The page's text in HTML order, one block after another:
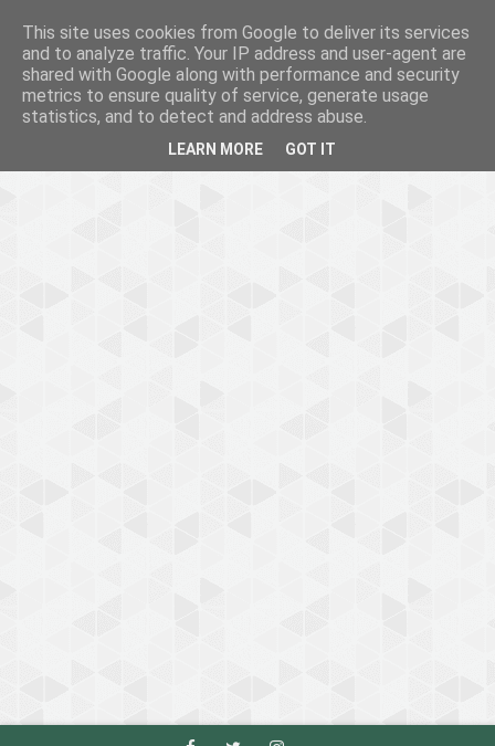
This site uses cookies from Google to deliver its services
and to analyze traffic. Your IP address and user-agent are
shared with Google along with performance and security
metrics to ensure quality of service, generate usage
statistics, and to detect and address abuse.
LEARN MORE GOT IT